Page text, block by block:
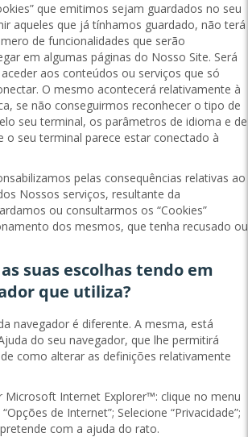
que emitimos sejam guardados no seu
aqueles que já tínhamos guardado, não terá
de funcionalidades que serão
em algumas páginas do Nosso Site. Será
aos conteúdos ou serviços que só
O mesmo acontecerá relativamente à
se não conseguirmos reconhecer o tipo de
seu terminal, os parâmetros de idioma e de
o seu terminal parece estar conectado à
pelas consequências relativas ao
Nossos serviços, resultante da
ou consultarmos os “Cookies”
dos mesmos, que tenha recusado ou
suas escolhas tendo em
que utiliza?
navegador é diferente. A mesma, está
do seu navegador, que lhe permitirá
como alterar as definições relativamente
Microsoft Internet Explorer™: clique no menu
de Internet”; Selecione “Privacidade”;
com a ajuda do rato.